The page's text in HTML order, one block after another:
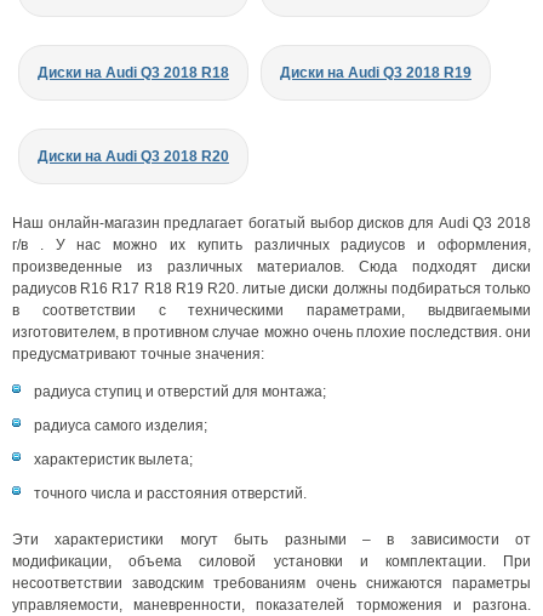
Диски на Audi Q3 2018 R18 Диски на Audi Q3 2018 R19
Диски на Audi Q3 2018 R20
Наш онлайн-магазин предлагает богатый выбор дисков для Audi Q3 2018
г/в . У нас можно их купить различных радиусов и оформления,
произведенные из различных материалов. Сюда подходят диски
радиусов R16 R17 R18 R19 R20. литые диски должны подбираться только
в соответствии с техническими параметрами, выдвигаемыми
изготовителем, в противном случае можно очень плохие последствия. они
предусматривают точные значения:
радиуса ступиц и отверстий для монтажа;
радиуса самого изделия;
характеристик вылета;
точного числа и расстояния отверстий.
Эти характеристики могут быть разными – в зависимости от
модификации, объема силовой установки и комплектации. При
несоответствии заводским требованиям очень снижаются параметры
управляемости, маневренности, показателей торможения и разгона.